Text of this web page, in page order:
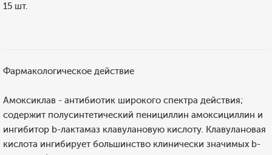
15 шт.
Фармакологическое действие
Амоксиклав - антибиотик широкого спектра действия;
содержит полусинтетический пенициллин амоксициллин и
ингибитор b-лактамаз клавулановую кислоту. Клавулановая
кислота ингибирует большинство клинически значимых b-